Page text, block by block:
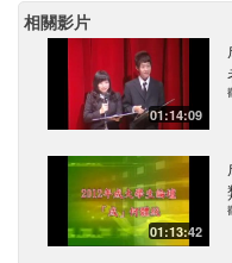
相關影片
01:14:09
01:13:42